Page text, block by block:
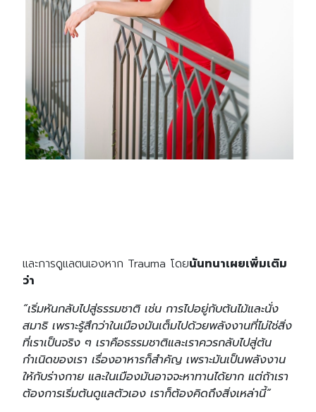
และการดูแลตนเองหาก Trauma โดยนันทนาเผยเพิ่มเติม
ว่า
“เริ่มหันกลับไปสู่ธรรมชาติ เช่น การไปอยู่กับต้นไม้และนั่ง
สมาธิ เพราะรู้สึกว่าในเมืองมันเต็มไปด้วยพลังงานที่ไม่ใช่สิ่ง
ที่เราเป็นจริง ๆ เราคือธรรมชาติและเราควรกลับไปสู่ต้น
กำเนิดของเรา เรื่องอาหารก็สำคัญ เพราะมันเป็นพลังงาน
ให้กับร่างกาย และในเมืองมันอาจจะหาทานได้ยาก แต่ถ้าเรา
ต้องการเริ่มต้นดูแลตัวเอง เราก็ต้องคิดถึงสิ่งเหล่านี้”